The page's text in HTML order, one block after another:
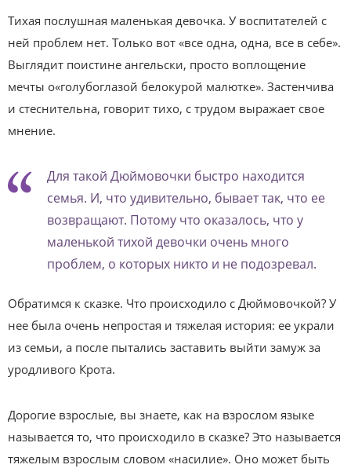
Тихая послушная маленькая девочка. У воспитателей с
ней проблем нет. Только вот «все одна, одна, все в себе».
Выглядит поистине ангельски, просто воплощение
мечты о«голубоглазой белокурой малютке». Застенчива
и стеснительна, говорит тихо, с трудом выражает свое
мнение.
Для такой Дюймовочки быстро находится
семья. И, что удивительно, бывает так, что ее
возвращают. Потому что оказалось, что у
маленькой тихой девочки очень много
проблем, о которых никто и не подозревал.
Обратимся к сказке. Что происходило с Дюймовочкой? У
нее была очень непростая и тяжелая история: ее украли
из семьи, а после пытались заставить выйти замуж за
уродливого Крота.
Дорогие взрослые, вы знаете, как на взрослом языке
называется то, что происходило в сказке? Это называется
тяжелым взрослым словом «насилие». Оно может быть